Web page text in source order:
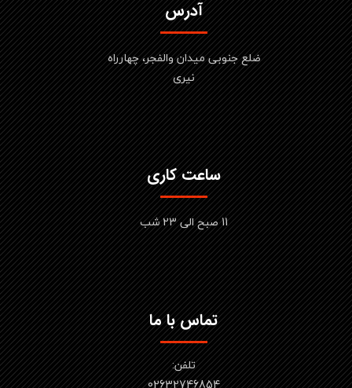
آدرس
ضلع جنوبی میدان والفجر، چهارراه
نیری
ساعت کاری
11 صبح الی 23 شب
تماس با ما
تلفن:
02632746854